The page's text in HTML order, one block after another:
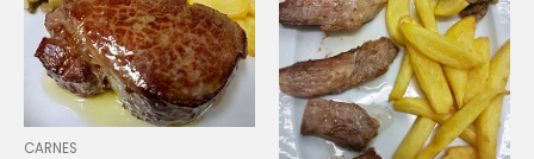
CARNES